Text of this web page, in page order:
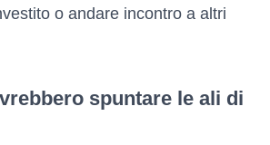
o andare incontro a altri
spuntare le ali di